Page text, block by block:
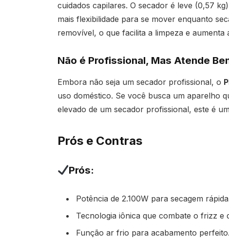
cuidados capilares. O secador é leve (0,57
mais flexibilidade para se mover enquanto
removível, o que facilita a limpeza e aumenta
Não é Profissional, Mas Atende
Embora não seja um secador profissional, o
uso doméstico. Se você busca um aparelho
elevado de um secador profissional, este é
Prós e Contras
Prós:
Potência de 2.100W para secagem
Tecnologia iônica que combate o frizz e
Função ar frio para acabamento perfeito.